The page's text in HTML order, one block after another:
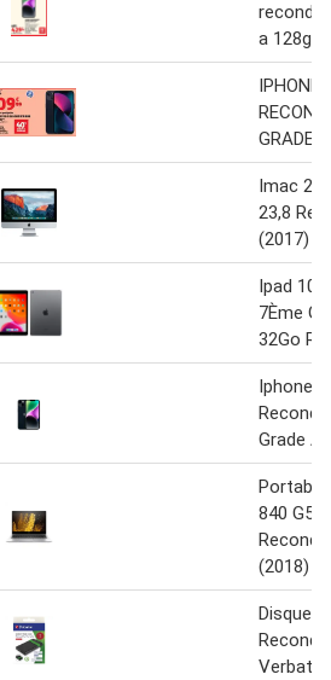
a 128go
IPHONE
GRADE
Imac
23,8
(2017)
Ipad
7Ème
32Go
Iphone
Grade
840 G5
(2018)
Disque
Verbatim